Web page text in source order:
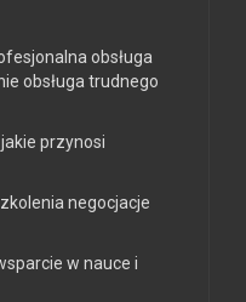
obsługa
obsługa trudnego
przynosi
negocjacje
w nauce i